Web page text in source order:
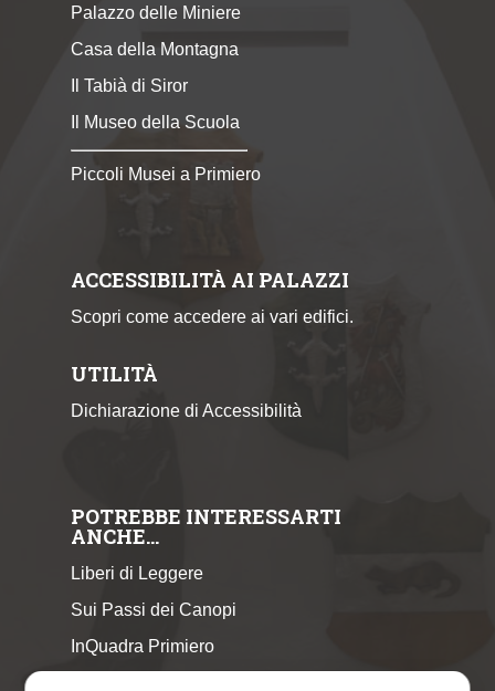
Palazzo delle Miniere
Casa della Montagna
Il Tabià di Siror
Il Museo della Scuola
Piccoli Musei a Primiero
ACCESSIBILITÀ AI PALAZZI
Scopri come accedere ai vari edifici.
UTILITÀ
Dichiarazione di Accessibilità
POTREBBE INTERESSARTI
ANCHE…
Liberi di Leggere
Sui Passi dei Canopi
InQuadra Primiero